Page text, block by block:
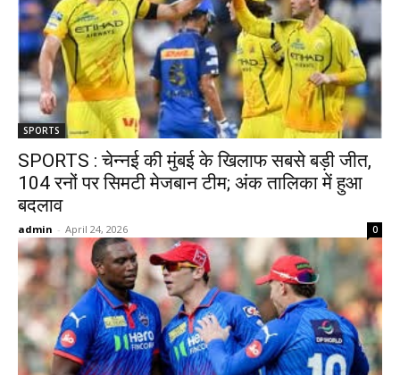
SPORTS
SPORTS : चेन्नई की मुंबई के खिलाफ सबसे बड़ी जीत,
104 रनों पर सिमटी मेजबान टीम; अंक तालिका में हुआ
बदलाव
admin - April 24, 2026 0